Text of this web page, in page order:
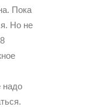
Пока
Но не
надо